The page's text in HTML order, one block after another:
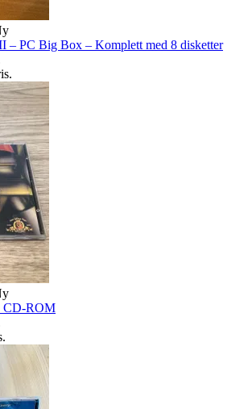
– PC Big Box – Komplett med 8 disketter
.
CD-ROM
.